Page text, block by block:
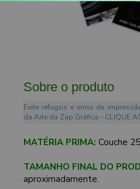
Sobre o produto
Evite refugos e erros de
da Arte da Zap Gráfica - CLIQUE
MATÉRIA PRIMA: Couche
TAMANHO FINAL DO
aproximadamente.